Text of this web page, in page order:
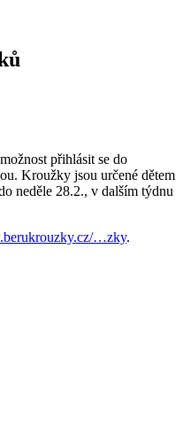
přihlásit se do
Kroužky jsou určené dětem
neděle 28.2., v dalším týdnu
…zky.